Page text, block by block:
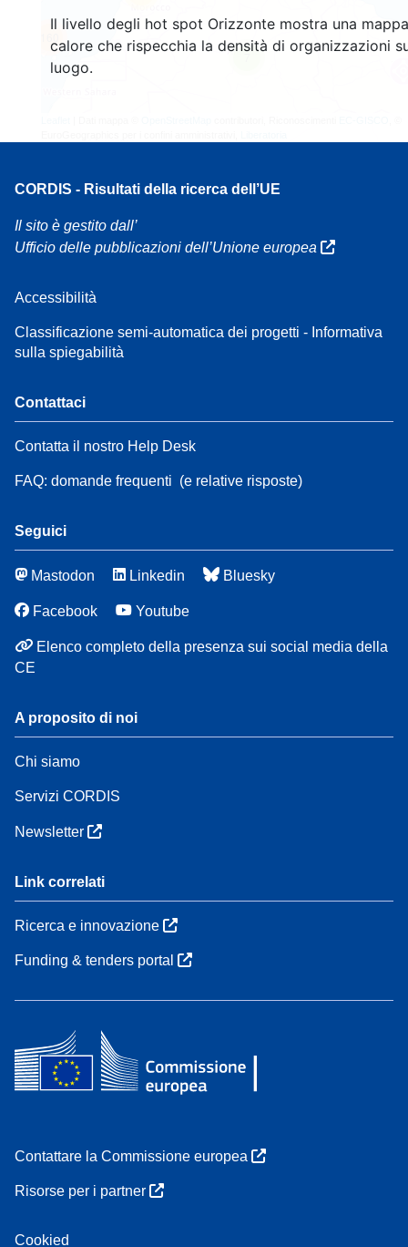
Il livello degli hot spot Orizzonte mostra una
calore che rispecchia la densità di organizzazioni
luogo.
7
CORDIS - Risultati della ricerca dell’UE
Il sito è gestito dall’
Ufficio delle pubblicazioni dell’Unione europea
Accessibilità
Classificazione semi-automatica dei progetti - Informativa
sulla spiegabilità
Contattaci
Contatta il nostro Help Desk
FAQ: domande frequenti (e relative risposte)
Seguici
Mastodon Linkedin Bluesky
Facebook Youtube
Elenco completo della presenza sui social media della
CE
A proposito di noi
Chi siamo
Servizi CORDIS
Newsletter
Link correlati
Ricerca e innovazione
Funding & tenders portal
Contattare la Commissione europea
Risorse per i partner
Cookied